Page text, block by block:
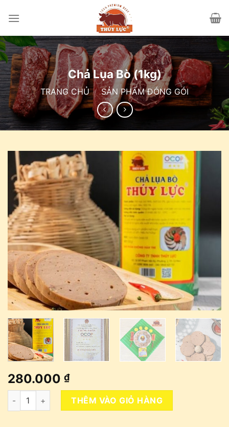
Chả Lụa Bò (1kg)
TRANG CHỦ / SẢN PHẨM ĐÓNG GÓI
280.000 ₫
Chả Lụa Bò (1kg) số lượngTHÊM VÀO GIỎ HÀNG